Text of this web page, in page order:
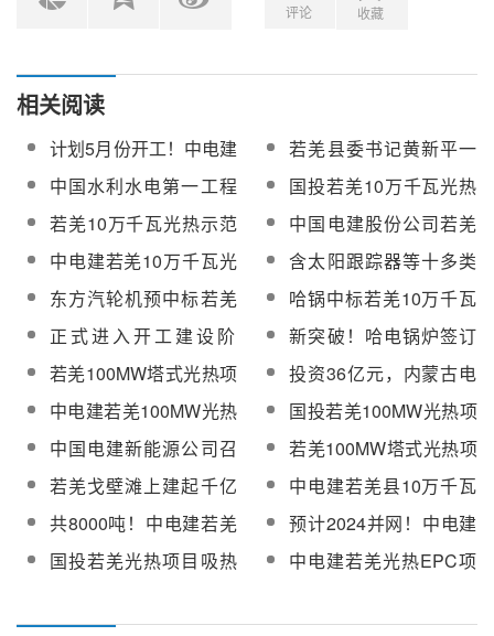
评论 收藏
相关阅读
计划5月份开工！中电建
新能源若羌100MW塔式
光热项目EPC招标
若羌县委书记黄新平一
行到若羌县10万千瓦光
热（储能）+90万千瓦
光伏示范项目调研
中国水利水电第一工程
局联合体预中标中电建
若羌10万千瓦光热EPC
总承包
国投若羌10万千瓦光热
项目总体设计报告顺利
通过审查
若羌10万千瓦光热示范
项目蒸汽发生系统及附
属加热设备竞谈采购
中国电建股份公司若羌
10万千瓦光热项目吸热
器竞谈采购
中电建若羌10万千瓦光
热（储能）EPC项目开
工
含太阳跟踪器等十多类
产品！若羌10万千瓦光
热项目气象站系统询价
东方汽轮机预中标若羌
100MW光热项目汽轮机
设备采购项目
哈锅中标若羌10万千瓦
光热项目吸热器、蒸汽
发生系统及附属加热设
备采购项目
正式进入开工建设阶
段！若羌光热项目首罐
混凝土顺利完成浇筑
新突破！哈电锅炉签订
若羌100MW光热项目蒸
汽发生器和吸热器设计
供货合同
若羌100MW塔式光热项
目定日镜镜片启动采购
投资36亿元，内蒙古电
投将建设光热储能园
区，推动光热发电产业
创新发展
中电建若羌100MW光热
项目厂前区第一栋主体
结构建筑顺利封顶
国投若羌100MW光热项
目吸热塔基础混凝土顺
利浇筑
中国电建新能源公司召
开2023年科技创新大会
若羌100MW塔式光热项
目定日镜镜片成交公示
若羌戈壁滩上建起千亿
级新能源产业集群
中电建若羌县10万千瓦
光热项目高温、低温熔
盐泵（变频）采购
共8000吨！中电建若羌
10万千瓦光热项目熔盐
采购
预计2024并网！中电建
若羌100MW光热项目持
续优化施工方案
国投若羌光热项目吸热
中电建若羌光热EPC项